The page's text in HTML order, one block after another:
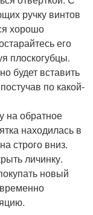
ручку винтов
хорошо
его
плоскогубцы.
будет вставить
по какой-
на обратное
находилась в
строго вниз.
личинку.
новый